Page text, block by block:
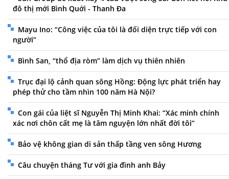
đô thị mới Bình Quới - Thanh Đa
Mayu Ino: “Công việc của tôi là đối diện trực tiếp với con
người”
Bình San, “thổ địa ròm” làm dịch vụ thiên nhiên
Trục đại lộ cảnh quan sông Hồng: Động lực phát triển hay
phép thử cho tầm nhìn 100 năm Hà Nội?
Con gái của liệt sĩ Nguyễn Thị Minh Khai: “Xác minh chính
xác nơi chôn cất mẹ là tâm nguyện lớn nhất đời tôi”
Bảo vệ không gian di sản thấp tầng ven sông Hương
Câu chuyện tháng Tư với gia đình anh Bảy